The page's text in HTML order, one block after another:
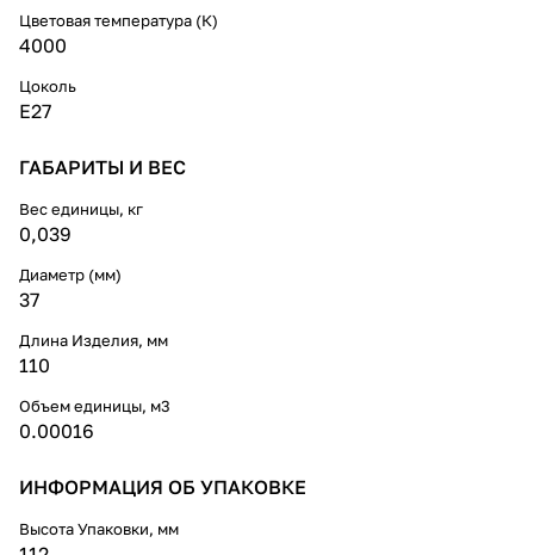
Цветовая температура (К)
4000
Цоколь
E27
ГАБАРИТЫ И ВЕС
Вес единицы, кг
0,039
Диаметр (мм)
37
Длина Изделия, мм
110
Объем единицы, м3
0.00016
ИНФОРМАЦИЯ ОБ УПАКОВКЕ
Высота Упаковки, мм